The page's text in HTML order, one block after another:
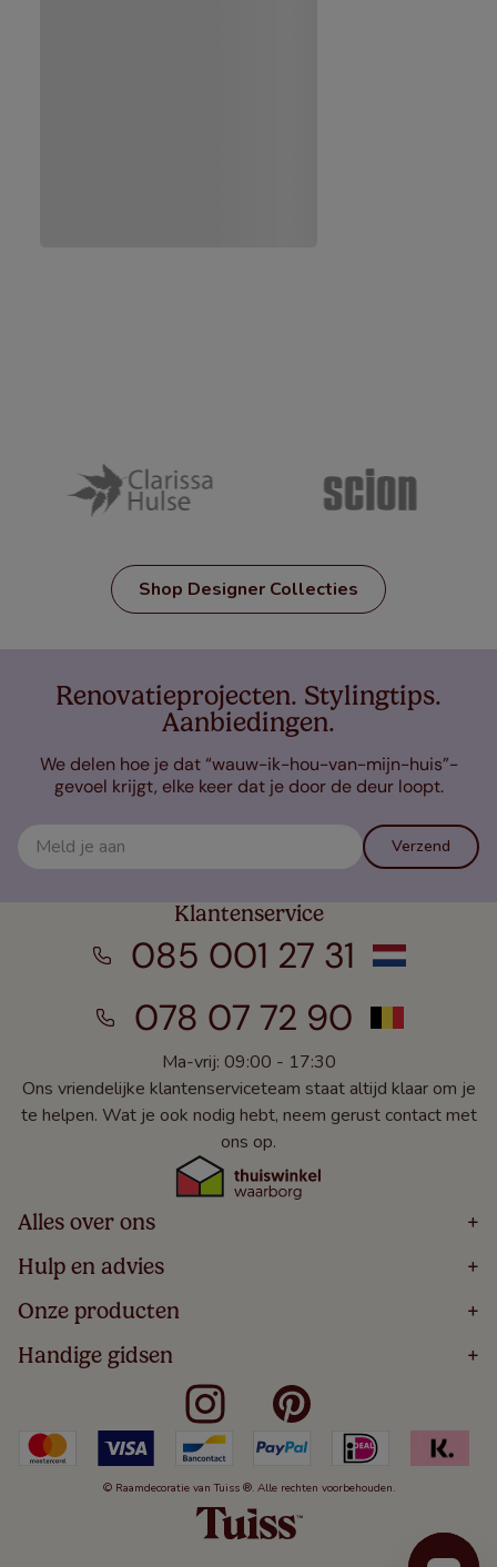
Shop Designer Collecties
Renovatieprojecten. Stylingtips.
Aanbiedingen.
We delen hoe je dat “wauw-ik-hou-van-mijn-huis”-
gevoel krijgt, elke keer dat je door de deur loopt.
Verzend
Klantenservice
085 001 27 31
078 07 72 90
Ma-vrij: 09:00 - 17:30
Ons vriendelijke klantenserviceteam staat altijd klaar om je
te helpen. Wat je ook nodig hebt, neem gerust contact met
ons op.
Alles over ons +
Home
Over
Bestellen
Winacties
Veelgestelde Vragen
Hulp en advies +
Volg Je Bestelling
Levering
5 Jaar Garantie
Algemene Voorwaarden
Kindveiligheid
Cookies
Herroepingsrecht
Onze producten +
Houten Jaloezieën
Rolgordijnen
Verticale Jaloezieën
Duo Rolgordijnen
Duo Plisségordijnen
Handige gidsen +
Meten Voor Raamdecoratie
Badkamer Raamdecoratie
Slaapkamer Raamdecoratie
Keuken Raamdecoratie
De Jaloezieën Gids
Jaloezieënwoordenboek
© Raamdecoratie van Tuiss ®. Alle rechten voorbehouden.